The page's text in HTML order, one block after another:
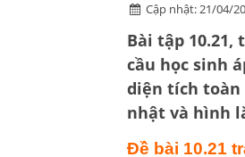
Cập nhật: 21/04/
Bài tập 10.21,
cầu học sinh
diện tích toàn
nhật và hình
Đề bài 10.21